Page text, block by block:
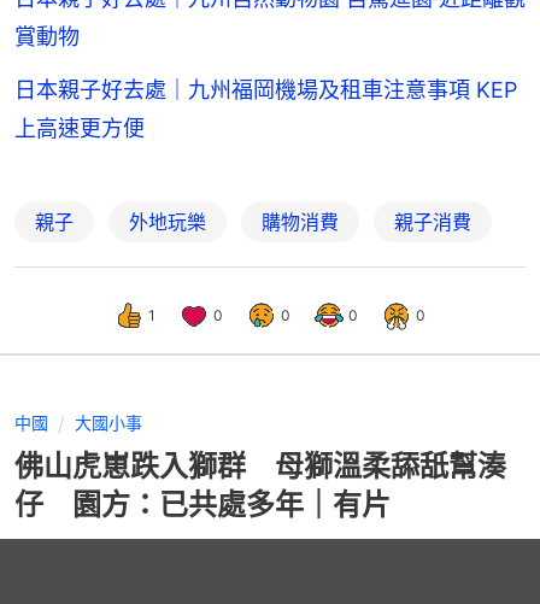
賞動物
日本親子好去處｜九州福岡機場及租車注意事項 KEP
上高速更方便
親子 外地玩樂 購物消費 親子消費
1 0 0 0 0
中國 大國小事
佛山虎崽跌入獅群 母獅溫柔舔舐幫湊
仔 園方：已共處多年｜有片